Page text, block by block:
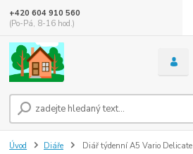
+420 604 910 560
(Po-Pá, 8-16 hod.)
Úvod Diáře Diář týdenní A5 Vario Delicate